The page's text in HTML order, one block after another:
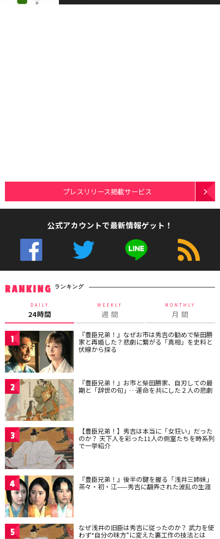
プレスリリース掲載サービス
公式アカウントで最新情報ゲット！
RANKING ランキング
DAILY
24時間
WEEKLY
週 間
MONTHLY
月 間
1 『豊臣兄弟！』なぜお市は秀吉の勧めで柴田勝
家と再婚した？悲劇に繋がる「真相」を史料と
伏線から探る
2 『豊臣兄弟！』お市と柴田勝家、自刃しての最
期と「辞世の句」…運命を共にした２人の悲劇
3 【豊臣兄弟！】秀吉は本当に「女狂い」だった
のか？ 天下人を彩った11人の側室たちを時系列
で一挙紹介
4 『豊臣兄弟！』後半の鍵を握る「浅井三姉妹」
茶々・初・江——秀吉に翻弄された波乱の生涯
5 なぜ浅井の旧臣は秀吉に従ったのか？ 武力を使
わず“自分の味方”に変えた裏工作の技法とは